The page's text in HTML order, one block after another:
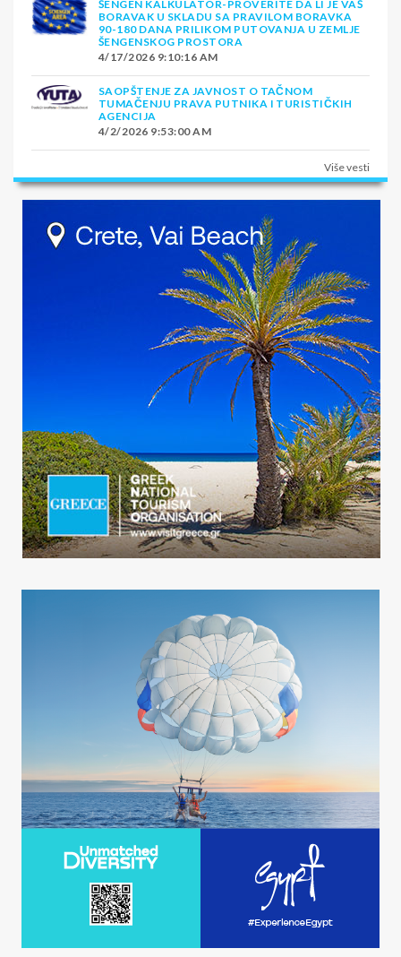
ŠENGEN KALKULATOR-PROVERITE DA LI JE VAŠ
BORAVAK U SKLADU SA PRAVILOM BORAVKA
90-180 DANA PRILIKOM PUTOVANJA U ZEMLJE
ŠENGENSKOG PROSTORA
4/17/2026 9:10:16 AM
SAOPŠTENJE ZA JAVNOST O TAČNOM
TUMAČENJU PRAVA PUTNIKA I TURISTIČKIH
AGENCIJA
4/2/2026 9:53:00 AM
Više vesti